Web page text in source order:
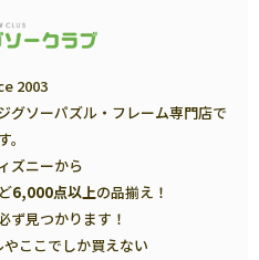
2003
グソーパズル・フレーム専門店で
す。
ズニーから
6,000点以上の品揃え！
ず見つかります！
ここでしか買えない